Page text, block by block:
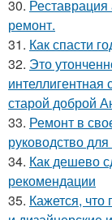
30.
ремонт.
31. Как спасти
32. Это
интеллигентная
старой доброй
33. Ремонт в
руководство
34. Как дешево
рекомендации
35. Кажется,